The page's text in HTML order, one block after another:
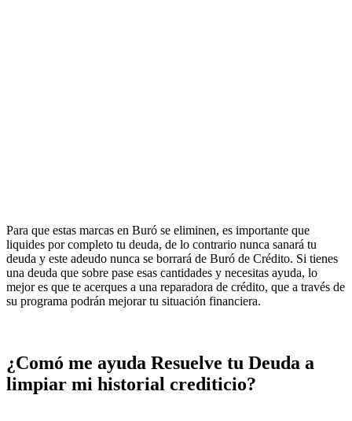
Para que estas marcas en Buró se eliminen, es importante que
liquides por completo tu deuda, de lo contrario nunca sanará tu
deuda y este adeudo nunca se borrará de Buró de Crédito. Si tienes
una deuda que sobre pase esas cantidades y necesitas ayuda, lo
mejor es que te acerques a una reparadora de crédito, que a través de
su programa podrán mejorar tu situación financiera.
¿Comó me ayuda Resuelve tu Deuda a
limpiar mi historial crediticio?